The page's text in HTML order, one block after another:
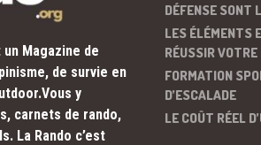
un Magazine de
de survie en
y
carnets de rando,
La Rando c’est
DÉFENSE SONT
LES ÉLÉMENTS
RÉUSSIR
FORMATION
D’ESCALADE
LE COÛT RÉEL